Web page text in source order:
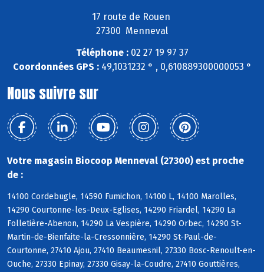
17 route de Rouen
27300 Menneval
Téléphone :02 27 19 97 37
Coordonnées GPS :49,1031232 ° , 0,610889300000053 °
Nous suivre sur
Votre magasin Biocoop Menneval (27300) est proche
de :
14100 Cordebugle, 14590 Fumichon, 14100 L, 14100 Marolles,
14290 Courtonne-les-Deux-Eglises, 14290 Friardel, 14290 La
Folletière-Abenon, 14290 La Vespière, 14290 Orbec, 14290 St-
Martin-de-Bienfaite-la-Cressonnière, 14290 St-Paul-de-
Courtonne, 27410 Ajou, 27410 Beaumesnil, 27330 Bosc-Renoult-en-
Ouche, 27330 Epinay, 27330 Gisay-la-Coudre, 27410 Gouttières,